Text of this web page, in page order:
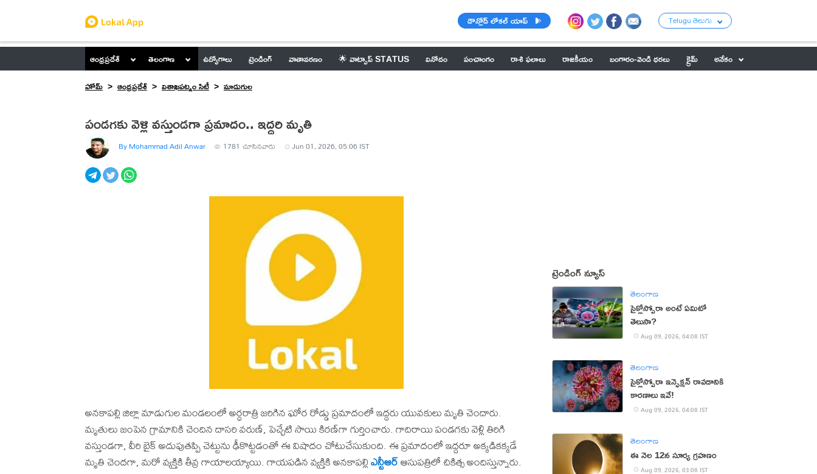
డౌన్లోడ్ లోకల్ యాప్ Telugu తెలుగు
ఆంధ్రప్రదేశ్ తెలంగాణ ఉద్యోగాలు ట్రెండింగ్ వాతావరణం 🌟 వాట్సాప్ STATUS వినోదం పంచాంగం రాశి ఫలాలు రాజకీయం బంగారం-వెండి ధరలు క్రైమ్
అనేకం
హోమ్
ఆంధ్రప్రదేశ్ విశాఖపట్నం సిటీ మాడుగుల
పండగకు వెళ్లి వస్తుండగా ప్రమాదం.. ఇద్దరి మృతి
By Mohammad Adil Anwar 1781 చూసినవారు Jun 01, 2026, 05:06 IST
అనకాపల్లి జిల్లా మాడుగుల మండలంలో అర్ధరాత్రి జరిగిన ఘోర రోడ్డు ప్రమాదంలో ఇద్దరు యువకులు మృతి చెందారు.
మృతులు జంపెన గ్రామానికి చెందిన దాసరి వరుణ్, పెచ్చేటి సాయి కిరణ్‌గా గుర్తించారు. గాదిరాయి పండగకు వెళ్లి తిరిగి
వస్తుండగా, వీరి బైక్ అదుపుతప్పి చెట్టును ఢీకొట్టడంతో ఈ విషాదం చోటుచేసుకుంది. ఈ ప్రమాదంలో ఇద్దరూ అక్కడికక్కడే
మృతి చెందగా, మరో వ్యక్తికి తీవ్ర గాయాలయ్యాయి. గాయపడిన వ్యక్తికి అనకాపల్లిఎన్టీఆర్ఆసుపత్రిలో చికిత్స అందిస్తున్నారు.
ట్రెండింగ్ న్యూస్
తెలంగాణ
సైక్లోస్పోరా అంటే ఏమిటో
తెలుసా?
Aug 09, 2026, 04:08 IST
తెలంగాణ
సైక్లోస్పోరా ఇన్ఫెక్షన్ రావడానికి
కారణాలు ఇవే!
Aug 09, 2026, 04:08 IST
తెలంగాణ
ఈ నెల 12న సూర్య గ్రహణం
Aug 09, 2026, 03:08 IST